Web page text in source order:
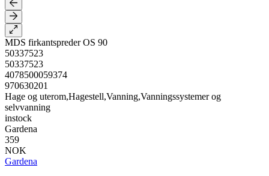
MDS firkantspreder OS 90
50337523
50337523
4078500059374
970630201
Hage og uterom,Hagestell,Vanning,Vanningssystemer og
selvvanning
instock
Gardena
359
NOK
Gardena